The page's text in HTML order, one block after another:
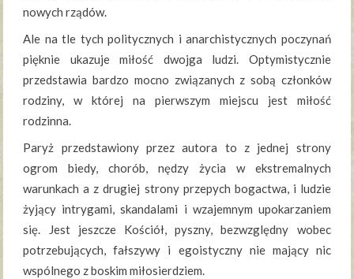
nowych rządów.
Ale na tle tych politycznych i anarchistycznych poczynań
pięknie ukazuje miłość dwojga ludzi. Optymistycznie
przedstawia bardzo mocno związanych z sobą członków
rodziny, w której na pierwszym miejscu jest miłość
rodzinna.
Paryż przedstawiony przez autora to z jednej strony
ogrom biedy, chorób, nędzy życia w ekstremalnych
warunkach a z drugiej strony przepych bogactwa, i ludzie
żyjący intrygami, skandalami i wzajemnym upokarzaniem
się. Jest jeszcze Kościół, pyszny, bezwzględny wobec
potrzebujących, fałszywy i egoistyczny nie mający nic
wspólnego z boskim miłosierdziem.